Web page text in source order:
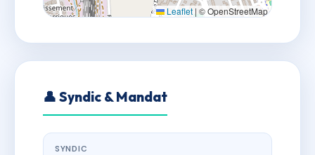
Leaflet | © OpenStreetMap
👤 Syndic & Mandat
SYNDIC